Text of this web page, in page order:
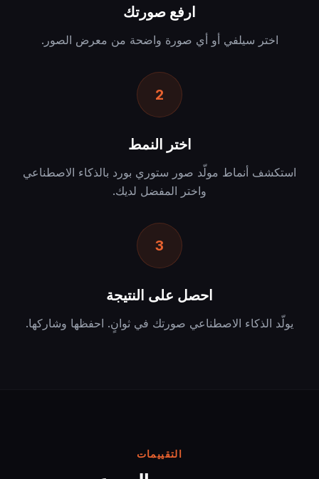
ارفع صورتك
اختر سيلفي أو أي صورة واضحة من معرض الصور.
2
اختر النمط
استكشف أنماط مولّد صور ستوري بورد بالذكاء الاصطناعي
واختر المفضل لديك.
3
احصل على النتيجة
يولّد الذكاء الاصطناعي صورتك في ثوانٍ. احفظها وشاركها.
التقييمات